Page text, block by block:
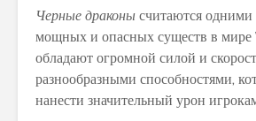
Черные драконы считаются
мощных и опасных существ в
обладают огромной силой и
разнообразными способностями,
нанести значительный урон